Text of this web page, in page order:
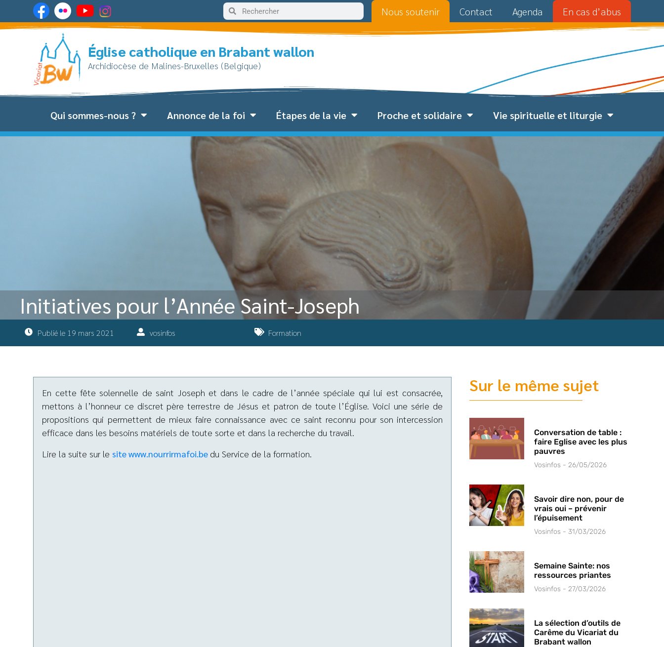
Nous soutenir Contact Agenda En cas d’abus
Église catholique en Brabant wallon
Archidiocèse de Malines-Bruxelles (Belgique)
Qui sommes-nous ? Annonce de la foi Étapes de la vie Proche et solidaire Vie spirituelle et liturgie
Initiatives pour l’Année Saint-Joseph
Publié le 19 mars 2021 vosinfos Formation
En cette fête solennelle de saint Joseph et dans le cadre de l’année spéciale qui lui est consacrée,
mettons à l’honneur ce discret père terrestre de Jésus et patron de toute l’Église. Voici une série de
propositions qui permettent de mieux faire connaissance avec ce saint reconnu pour son intercession
efficace dans les besoins matériels de toute sorte et dans la recherche du travail.
Lire la suite sur le site www.nourrirmafoi.be du Service de la formation.
Sur le même sujet
Conversation de table :
faire Eglise avec les plus
pauvres
Vosinfos 26/05/2026
Savoir dire non, pour de
vrais oui – prévenir
l’épuisement
Vosinfos 31/03/2026
Semaine Sainte: nos
ressources priantes
Vosinfos 27/03/2026
La sélection d’outils de
Carême du Vicariat du
Brabant wallon